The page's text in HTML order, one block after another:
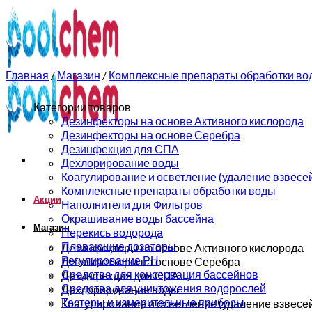
Акции
Магазин
Дезинфекторы на основе Активного кислорода
Дезинфекторы на основе Серебра
Дезинфекция для СПА
Дехлорирование воды
Коагулирование и осветление (удаление
Главная / Магазин / Комплексные препараты обработки
Категории товаров
Дезинфекторы на основе Активного кислорода
Дезинфекторы на основе Серебра
Дезинфекция для СПА
Дехлорирование воды
Коагулирование и осветление (удаление
Комплексные препараты обработки воды
Наполнители для Фильтров
Окрашивание воды бассейна
Перекись водорода
Плавающие дозаторы
Регулирование РН
Средства для консервация бассейнов
Средства для уничтожения водорослей
Тестеры и измерительные приборы